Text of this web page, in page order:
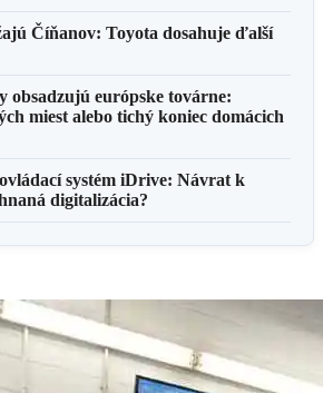
Číňanov: Toyota dosahuje ďalší
obsadzujú európske továrne:
miest alebo tichý koniec domácich
systém iDrive: Návrat k
digitalizácia?